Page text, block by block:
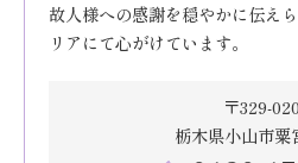
故人様への感謝を穏やかに伝え
リアにて心がけています。
〒329-
栃木県小山市粟